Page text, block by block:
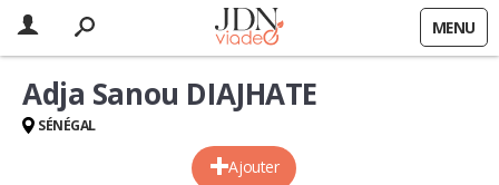
MENU
Ajouter
Adja Sanou DIAJHATE
SÉNÉGAL